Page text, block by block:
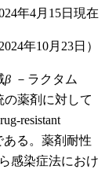
年4月15日現在
年10月23日）
β －ラクタム
薬剤に対して
resistant
ある。薬剤耐性
感染症法におけ